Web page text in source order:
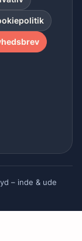
– inde & ude